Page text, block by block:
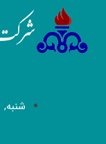
شنبه, 17 مرداد 1405